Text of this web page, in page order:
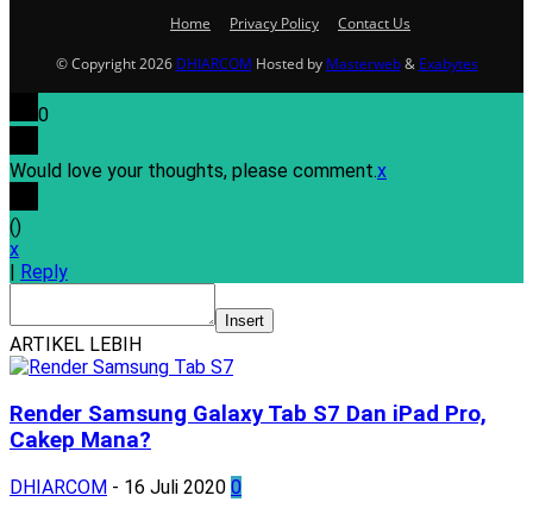
Home Privacy Policy
Contact Us
© Copyright 2026 DHIARCOM Hosted by Masterweb& Exabytes
0
Would love your thoughts, please comment.x
()
x
Reply
Insert
ARTIKEL LEBIH
Render Samsung Galaxy Tab S7 Dan iPad Pro,
Cakep Mana?
DHIARCOM - 16 Juli 2020 0